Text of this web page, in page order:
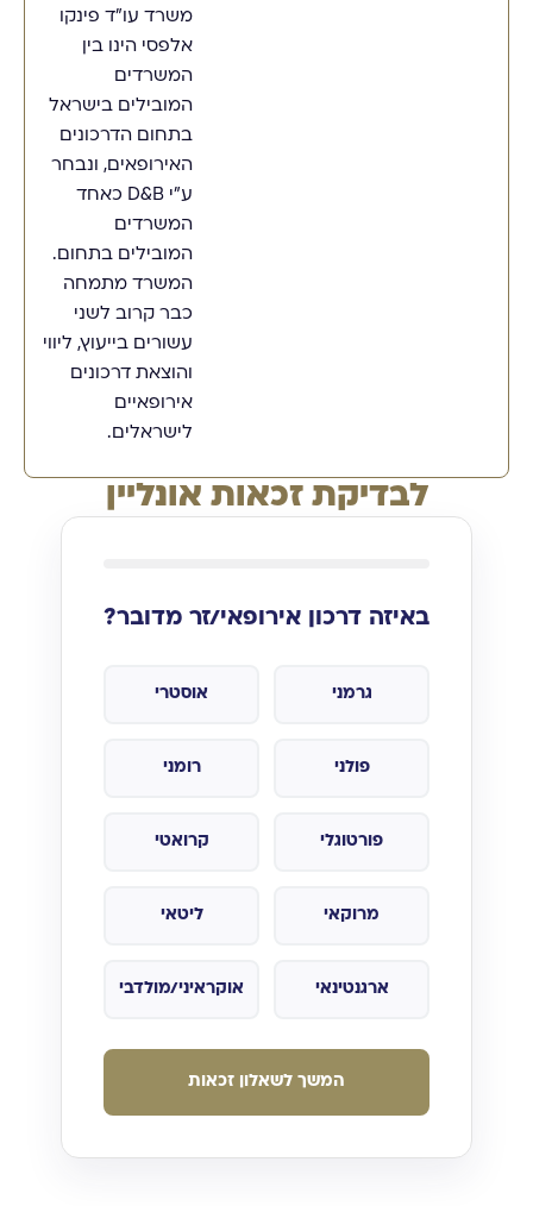
משרד עו"ד פינקו
אלפסי הינו בין
המשרדים
המובילים בישראל
בתחום הדרכונים
האירופאים, ונבחר
ע"י D&B כאחד
המשרדים
המובילים בתחום.
המשרד מתמחה
כבר קרוב לשני
עשורים בייעוץ, ליווי
והוצאת דרכונים
אירופאיים
לישראלים.
לבדיקת זכאות אונליין
באיזה דרכון אירופאי/זר מדובר?
גרמני אוסטרי
פולני רומני
פורטוגלי קרואטי
מרוקאי ליטאי
ארגנטינאי אוקראיני/מולדבי
המשך לשאלון זכאות